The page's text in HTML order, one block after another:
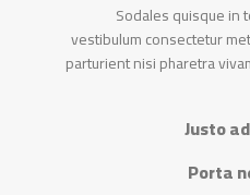
Sodales quisque in
vestibulum consectetur
parturient nisi pharetra
Justo
Porta